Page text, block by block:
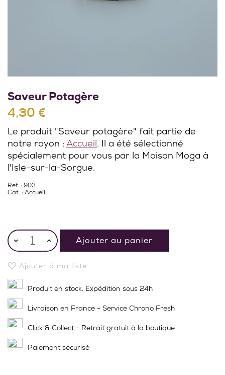
Saveur Potagère
4,30 €
Le produit "Saveur potagère" fait partie de
notre rayon : Accueil. Il a été sélectionné
spécialement pour vous par la Maison Moga à
l'Isle-sur-la-Sorgue.
Ref. : 903
Cat. : Accueil
Ajouter au panier
Ajouter à ma liste
Produit en stock. Expédition sous 24h
Livraison en France - Service Chrono Fresh
Click & Collect - Retrait gratuit à la boutique
Paiement sécurisé